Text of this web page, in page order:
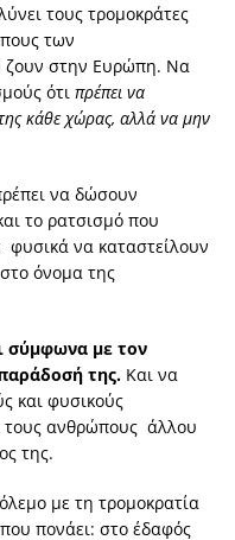
τους τρομοκράτες
των
στην Ευρώπη. Να
ότι πρέπει να
κάθε χώρας, αλλά να μην
να δώσουν
το ρατσισμό που
να καταστείλουν
στο όνομα της
σύμφωνα με τον
της. Και να
και φυσικούς
τους ανθρώπους άλλου
της.
με τη τρομοκρατία
πονάει: στο έδαφός